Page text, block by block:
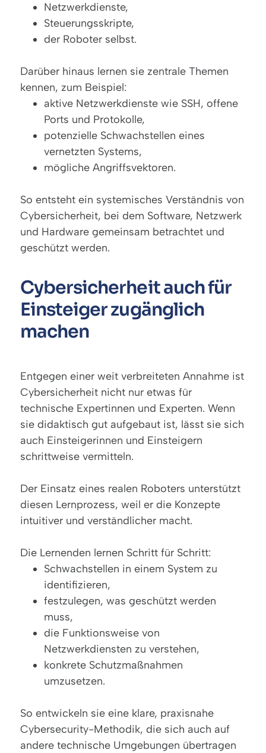
Netzwerkdienste,
Steuerungsskripte,
der Roboter selbst.
Darüber hinaus lernen sie zentrale Themen
kennen, zum Beispiel:
aktive Netzwerkdienste wie SSH, offene
Ports und Protokolle,
potenzielle Schwachstellen eines
vernetzten Systems,
mögliche Angriffsvektoren.
So entsteht ein systemisches Verständnis von
Cybersicherheit, bei dem Software, Netzwerk
und Hardware gemeinsam betrachtet und
geschützt werden.
Cybersicherheit auch für
Einsteiger zugänglich
machen
Entgegen einer weit verbreiteten Annahme ist
Cybersicherheit nicht nur etwas für
technische Expertinnen und Experten. Wenn
sie didaktisch gut aufgebaut ist, lässt sie sich
auch Einsteigerinnen und Einsteigern
schrittweise vermitteln.
Der Einsatz eines realen Roboters unterstützt
diesen Lernprozess, weil er die Konzepte
intuitiver und verständlicher macht.
Die Lernenden lernen Schritt für Schritt:
Schwachstellen in einem System zu
identifizieren,
festzulegen, was geschützt werden
muss,
die Funktionsweise von
Netzwerkdiensten zu verstehen,
konkrete Schutzmaßnahmen
umzusetzen.
So entwickeln sie eine klare, praxisnahe
Cybersecurity-Methodik, die sich auch auf
andere technische Umgebungen übertragen